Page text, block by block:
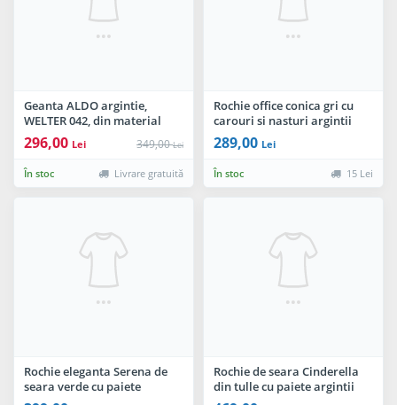
Geanta ALDO argintie,
WELTER 042, din material
textil
296,00 Lei 349,00Lei
În stoc Livrare gratuită
Rochie office conica gri cu
carouri si nasturi argintii
decorativi
289,00 Lei
În stoc 15 Lei
Rochie eleganta Serena de
seara verde cu paiete
argintii si sclipici
Rochie de seara Cinderella
din tulle cu paiete argintii